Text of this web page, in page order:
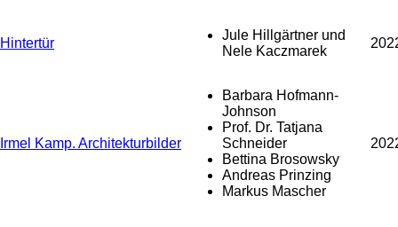
Hintertür
Jule Hillgärtner und
Nele Kaczmarek
Irmel Kamp. Architekturbilder
Barbara Hofmann-
Johnson
Prof. Dr. Tatjana
Schneider
Bettina Brosowsky
Andreas Prinzing
Markus Mascher